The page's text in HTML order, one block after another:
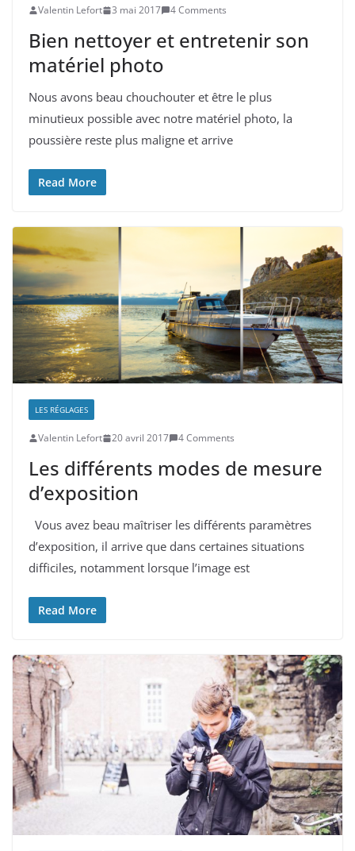
Valentin Lefort 3 mai 2017 4 Comments
Bien nettoyer et entretenir son
matériel photo
Nous avons beau chouchouter et être le plus
minutieux possible avec notre matériel photo, la
poussière reste plus maligne et arrive
Read More
LES RÉGLAGES
Valentin Lefort 20 avril 2017 4 Comments
Les différents modes de mesure
d’exposition
Vous avez beau maîtriser les différents paramètres
d’exposition, il arrive que dans certaines situations
difficiles, notamment lorsque l’image est
Read More